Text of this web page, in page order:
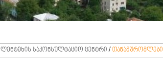
ლენტეხის საკონსულტაციო ცენტრი / თანამშრომლები